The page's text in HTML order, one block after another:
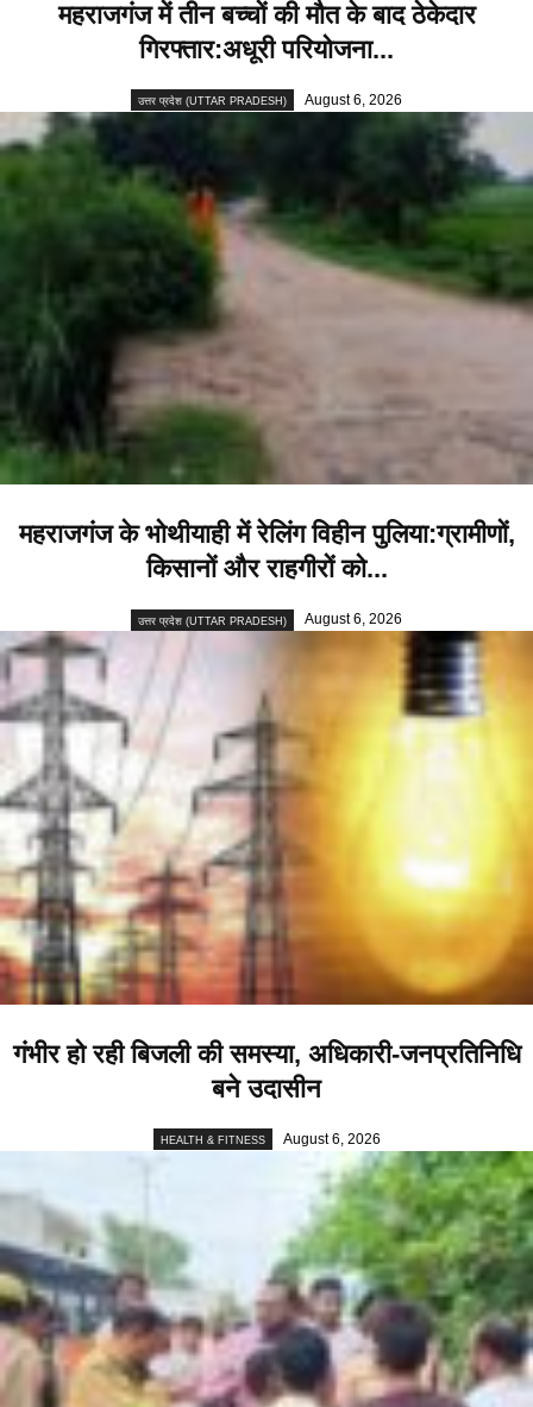
महराजगंज में तीन बच्चों की मौत के बाद ठेकेदार
गिरफ्तार:अधूरी परियोजना...
उत्तर प्रदेश (UTTAR PRADESH) August 6, 2026
महराजगंज के भोथीयाही में रेलिंग विहीन पुलिया:ग्रामीणों,
किसानों और राहगीरों को...
उत्तर प्रदेश (UTTAR PRADESH) August 6, 2026
गंभीर हो रही बिजली की समस्या, अधिकारी-जनप्रतिनिधि
बने उदासीन
HEALTH & FITNESS August 6, 2026